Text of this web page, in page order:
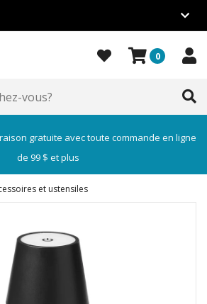
0
gratuite avec toute commande en ligne
de 99 $ et plus
et ustensiles